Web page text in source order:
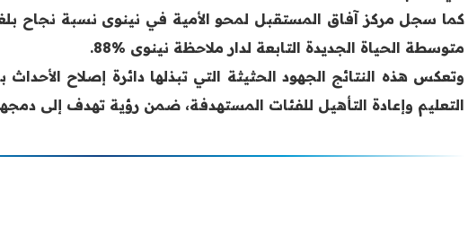
متوسطة الحياة الجديدة التابعة لدار ملاحظة نينوى %88.
وتعكس هذه النتائج الجهود الحثيثة التي تبذلها دائرة إصلاح
التعليم وإعادة التأهيل للفئات المستهدفة، ضمن رؤية تهدف إلى